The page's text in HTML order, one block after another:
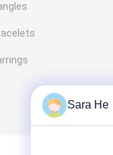
Sara He